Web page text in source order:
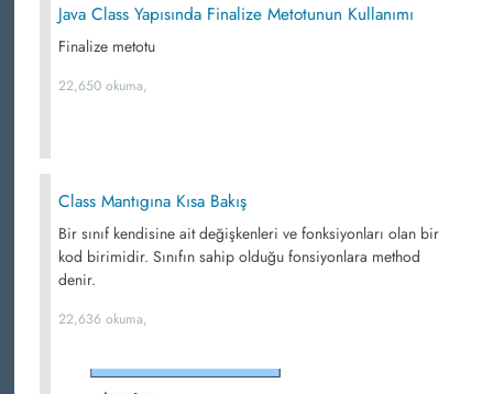
Java Class Yapısında Finalize Metotunun Kullanımı
Finalize metotu
22,650 okuma,
Class Mantıgına Kısa Bakış
Bir sınıf kendisine ait değişkenleri ve fonksiyonları olan bir
kod birimidir. Sınıfın sahip olduğu fonsiyonlara method
denir.
22,636 okuma,